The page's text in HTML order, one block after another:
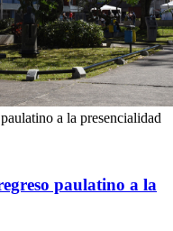
a la presencialidad
paulatino a la